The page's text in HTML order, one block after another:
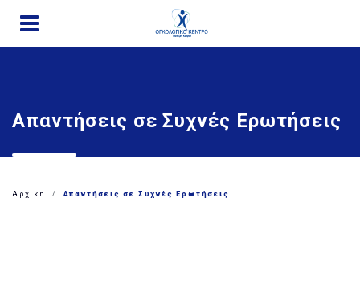
προς
Απαντήσεις σε Συχνές Ερωτήσεις
Αρχικη Απαντήσεις σε Συχνές Ερωτήσεις